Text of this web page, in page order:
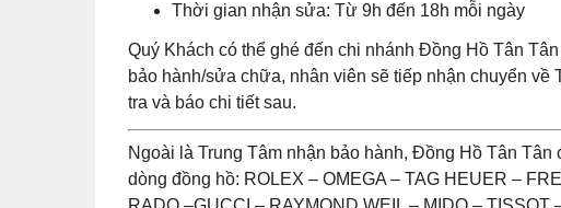
Thời gian nhận sửa: Từ 9h đến 18h mỗi ngày
Quý Khách có thể ghé đến chi nhánh Đồng Hồ Tân
bảo hành/sửa chữa, nhân viên sẽ tiếp nhận chuyển
tra và báo chi tiết sau.
Ngoài là Trung Tâm nhận bảo hành, Đồng Hồ Tân
dòng đồng hồ: ROLEX – OMEGA – TAG HEUER –